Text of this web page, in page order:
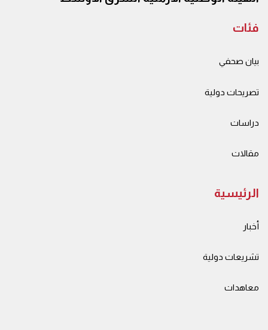
فئات
بيان صحفي
تصريحات دولية
دراسات
مقالات
الرئيسية
أخبار
تشريعات دولية
معاهدات